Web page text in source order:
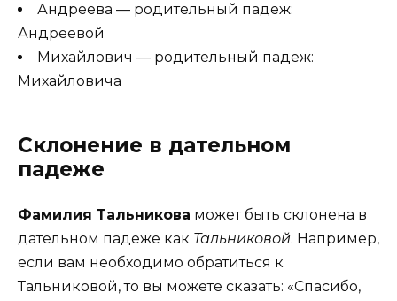
Андреева — родительный падеж:
Андреевой
Михайлович — родительный падеж:
Михайловича
Склонение в дательном
падеже
Фамилия Тальникова может быть склонена в
дательном падеже как Тальниковой. Например,
если вам необходимо обратиться к
Тальниковой, то вы можете сказать: «Спасибо,